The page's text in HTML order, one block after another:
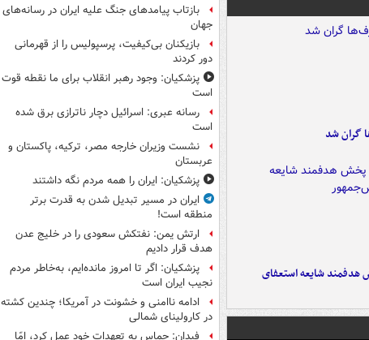
گران شد
شایعه استعفای
بازتاب پیامدهای جنگ علیه ایران در رسانه‌های
جهان
بازیکنان بی‌کیفیت، پرسپولیس را از قهرمانی
دور کردند
پزشکیان: وجود رهبر انقلاب برای ما نقطه قوت
است
رسانه عبری: اسرائیل دچار ناترازی برق شده
است
نشست وزیران خارجه مصر، ترکیه، پاکستان و
عربستان
پزشکیان: ایران را همه مردم نگه داشتند
ایران در مسیر تبدیل شدن به قدرت برتر
منطقه است!
ارتش یمن: نفتکش سعودی را در خلیج عدن
هدف قرار دادیم
پزشکیان: اگر تا امروز مانده‌ایم، به‌خاطر مردم
نجیب ایران است
ادامه ناامنی و خشونت در آمریکا؛ چندین کشته
در کارولینای شمالی
فیدان: حماس به تعهدات خود عمل کرد، امّا